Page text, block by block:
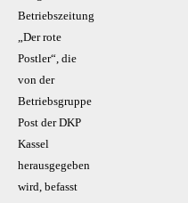
Betriebszeitung
„Der rote
Postler“, die
von der
Betriebsgruppe
Post der DKP
Kassel
herausgegeben
wird, befasst